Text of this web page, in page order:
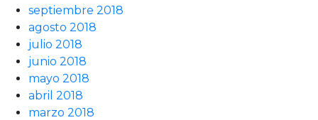
septiembre 2018
agosto 2018
julio 2018
junio 2018
mayo 2018
abril 2018
marzo 2018